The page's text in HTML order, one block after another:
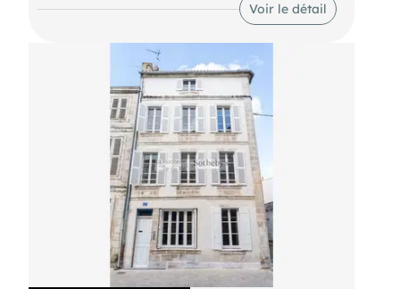
- Honoraires : 5.3% TTC à la charge de l'acquéreur
Voir le détail